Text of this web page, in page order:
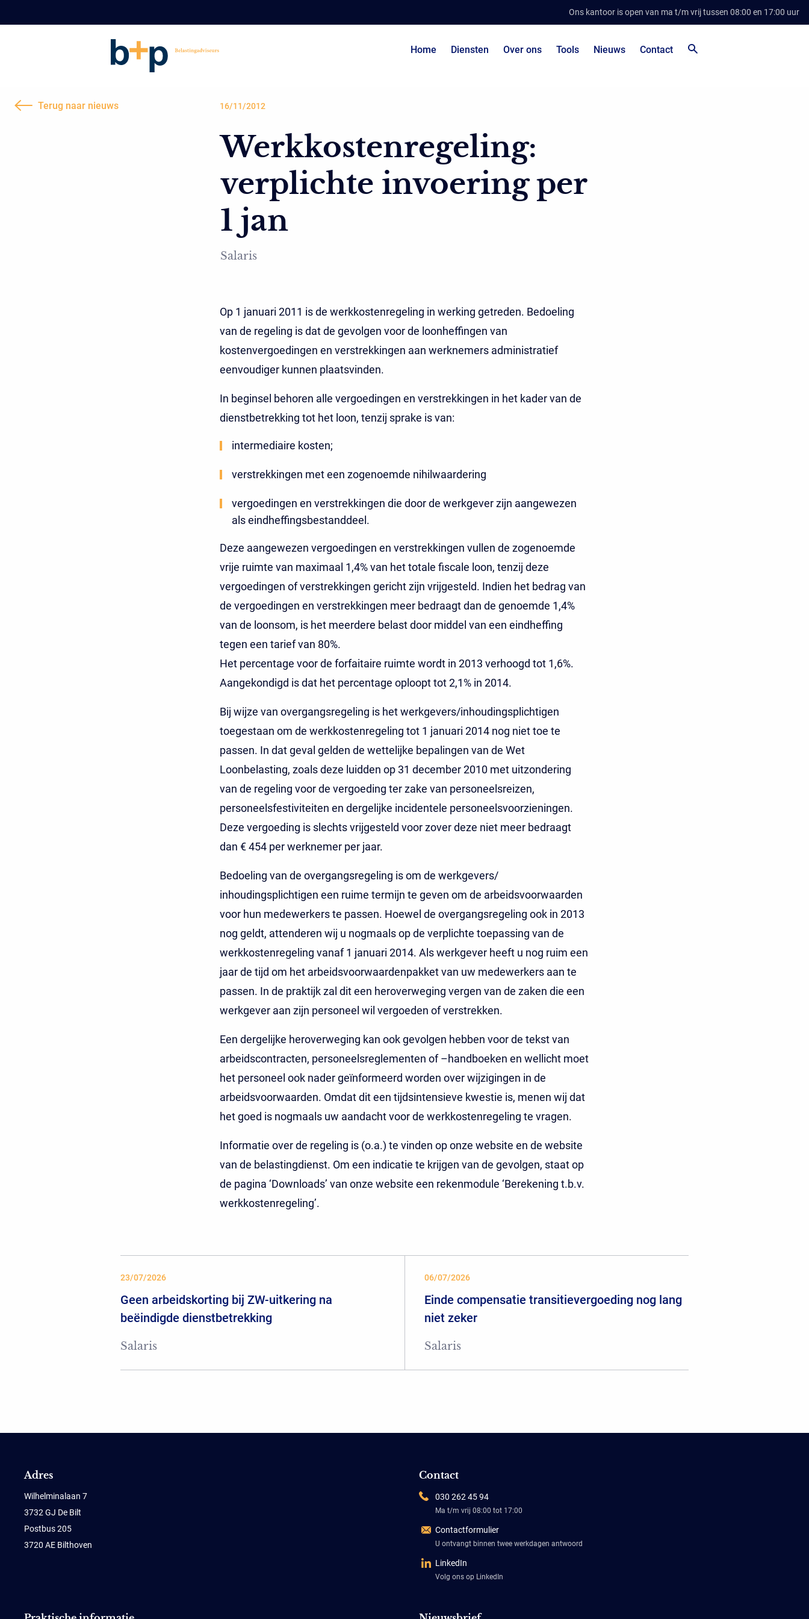
Ons kantoor is open van ma t/m vrij tussen 08:00 en 17:00 uur
Home Diensten Over ons Tools Nieuws Contact
Terug naar nieuws 16/11/2012
Werkkostenregeling:
verplichte invoering per
1 jan
Salaris
Op 1 januari 2011 is de werkkostenregeling in werking getreden. Bedoeling
van de regeling is dat de gevolgen voor de loonheffingen van
kostenvergoedingen en verstrekkingen aan werknemers administratief
eenvoudiger kunnen plaatsvinden.
In beginsel behoren alle vergoedingen en verstrekkingen in het kader van de
dienstbetrekking tot het loon, tenzij sprake is van:
intermediaire kosten;
verstrekkingen met een zogenoemde nihilwaardering
vergoedingen en verstrekkingen die door de werkgever zijn aangewezen
als eindheffingsbestanddeel.
Deze aangewezen vergoedingen en verstrekkingen vullen de zogenoemde
vrije ruimte van maximaal 1,4% van het totale fiscale loon, tenzij deze
vergoedingen of verstrekkingen gericht zijn vrijgesteld. Indien het bedrag van
de vergoedingen en verstrekkingen meer bedraagt dan de genoemde 1,4%
van de loonsom, is het meerdere belast door middel van een eindheffing
tegen een tarief van 80%.
Het percentage voor de forfaitaire ruimte wordt in 2013 verhoogd tot 1,6%.
Aangekondigd is dat het percentage oploopt tot 2,1% in 2014.
Bij wijze van overgangsregeling is het werkgevers/inhoudingsplichtigen
toegestaan om de werkkostenregeling tot 1 januari 2014 nog niet toe te
passen. In dat geval gelden de wettelijke bepalingen van de Wet
Loonbelasting, zoals deze luidden op 31 december 2010 met uitzondering
van de regeling voor de vergoeding ter zake van personeelsreizen,
personeelsfestiviteiten en dergelijke incidentele personeelsvoorzieningen.
Deze vergoeding is slechts vrijgesteld voor zover deze niet meer bedraagt
dan € 454 per werknemer per jaar.
Bedoeling van de overgangsregeling is om de werkgevers/
inhoudingsplichtigen een ruime termijn te geven om de arbeidsvoorwaarden
voor hun medewerkers te passen. Hoewel de overgangsregeling ook in 2013
nog geldt, attenderen wij u nogmaals op de verplichte toepassing van de
werkkostenregeling vanaf 1 januari 2014. Als werkgever heeft u nog ruim een
jaar de tijd om het arbeidsvoorwaardenpakket van uw medewerkers aan te
passen. In de praktijk zal dit een heroverweging vergen van de zaken die een
werkgever aan zijn personeel wil vergoeden of verstrekken.
Een dergelijke heroverweging kan ook gevolgen hebben voor de tekst van
arbeidscontracten, personeelsreglementen of –handboeken en wellicht moet
het personeel ook nader geïnformeerd worden over wijzigingen in de
arbeidsvoorwaarden. Omdat dit een tijdsintensieve kwestie is, menen wij dat
het goed is nogmaals uw aandacht voor de werkkostenregeling te vragen.
Informatie over de regeling is (o.a.) te vinden op onze website en de website
van de belastingdienst. Om een indicatie te krijgen van de gevolgen, staat op
de pagina ‘Downloads’ van onze website een rekenmodule ‘Berekening t.b.v.
werkkostenregeling’.
23/07/2026
Geen arbeidskorting bij ZW-uitkering na
beëindigde dienstbetrekking
Salaris
06/07/2026
Einde compensatie transitievergoeding nog lang
niet zeker
Salaris
Adres
Wilhelminalaan 7
3732 GJ De Bilt
Postbus 205
3720 AE Bilthoven
Contact
030 262 45 94
Ma t/m vrij 08:00 tot 17:00
Contactformulier
U ontvangt binnen twee werkdagen antwoord
LinkedIn
Volg ons op LinkedIn